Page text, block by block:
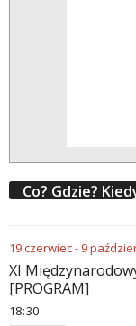
Co? Gdzie?
19czerwiec- 9
XI
[PROGRAM]
18 30